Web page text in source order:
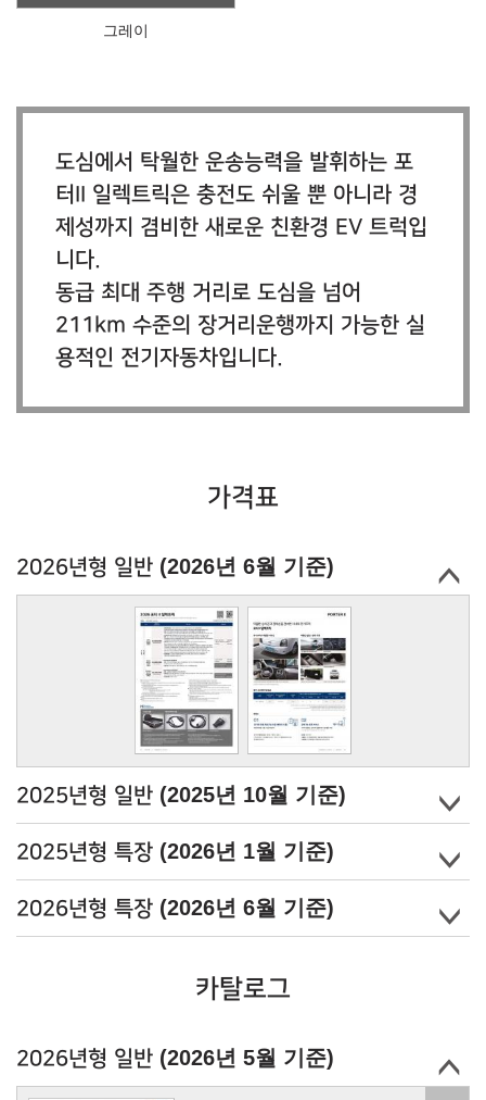
그레이
도심에서 탁월한 운송능력을 발휘하는 포
터II 일렉트릭은 충전도 쉬울 뿐 아니라 경
제성까지 겸비한 새로운 친환경 EV 트럭입
니다.
동급 최대 주행 거리로 도심을 넘어
211km 수준의 장거리운행까지 가능한 실
용적인 전기자동차입니다.
가격표
2026년형 일반 (2026년 6월 기준)
2025년형 일반 (2025년 10월 기준)
2025년형 특장 (2026년 1월 기준)
2026년형 특장 (2026년 6월 기준)
카탈로그
2026년형 일반 (2026년 5월 기준)